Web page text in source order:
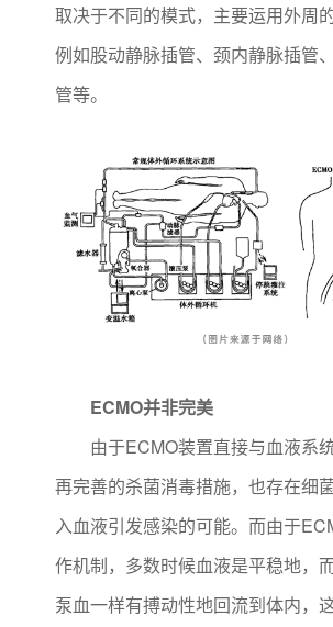
取决于不同的模式，主要运用外周
例如股动静脉插管、颈内静脉插管
管等。
ECMO并非完美
由于ECMO装置直接与血液系
再完善的杀菌消毒措施，也存在细
入血液引发感染的可能。而由于
作机制，多数时候血液是平稳地，
泵血一样有搏动性地回流到体内，